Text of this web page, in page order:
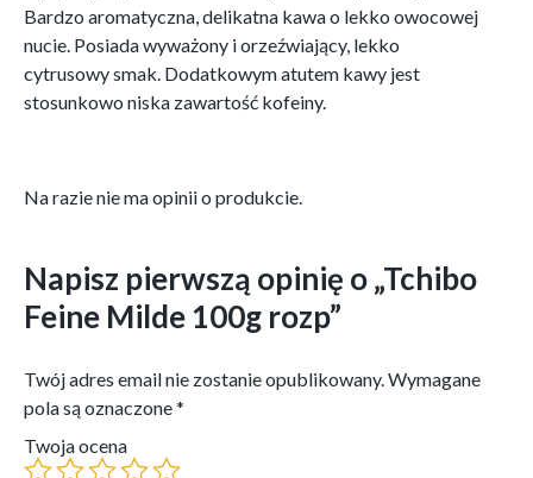
Bardzo aromatyczna, delikatna kawa o lekko owocowej
nucie. Posiada wyważony i orzeźwiający, lekko
cytrusowy smak. Dodatkowym atutem kawy jest
stosunkowo niska zawartość kofeiny.
Na razie nie ma opinii o produkcie.
Napisz pierwszą opinię o „Tchibo
Feine Milde 100g rozp”
Twój adres email nie zostanie opublikowany. Wymagane
pola są oznaczone*
Twoja ocena